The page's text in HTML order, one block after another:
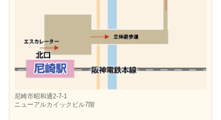
尼崎市昭和通2-7-1
ニューアルカイックビル7階